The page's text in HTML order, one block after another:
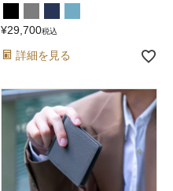
¥29,700税込
詳細を見る